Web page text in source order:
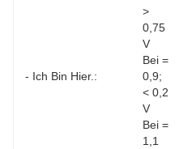
- Ich Bin Hier.:
>
0,75
V
Bei =
0,9;
< 0,2
V
Bei =
1,1